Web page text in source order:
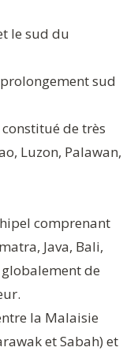
le sud du
sud
de très
Luzon, Palawan,
comprenant
Java, Bali,
de
la Malaisie
et Sabah) et